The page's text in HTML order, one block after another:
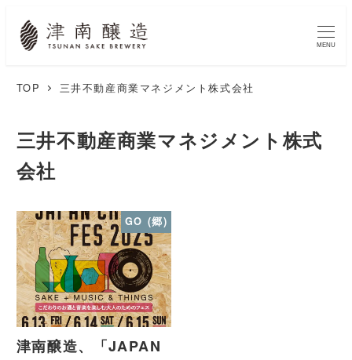
MENU
TOP 三井不動産商業マネジメント株式会社
三井不動産商業マネジメント株式
会社
GO (郷)
津南醸造、「JAPAN